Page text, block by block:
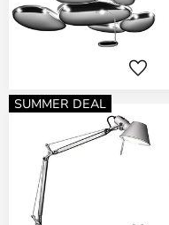
SUMMER DEAL